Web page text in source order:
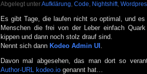
Abgelegt unterAufklärung, Code, Nightshift,
Es gibt Tage, die laufen nicht so optimal, und
Menschen die frei von der Leber einfach
kippen und dann noch stolz drauf sind.
Nennt sich dann Kodeo Admin UI .
Davon mal abgesehen, das man dort so
Author-URL kodeo.io genannt hat…